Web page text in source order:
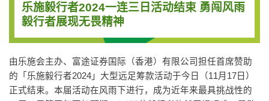
乐施毅行者2024一连三日活动结束 勇闯风雨
毅行者展现无畏精神
由乐施会主办、富途证券国际（香港）有限公司担任首席赞助
的「乐施毅行者2024」大型远足筹款活动于今日（11月17日）
正式结束。本届活动在风雨下进行，成为近年来最具挑战性的